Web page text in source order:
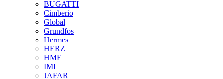
BUGATTI
Cimberio
Global
Grundfos
Hermes
HERZ
HME
IMI
JAFAR